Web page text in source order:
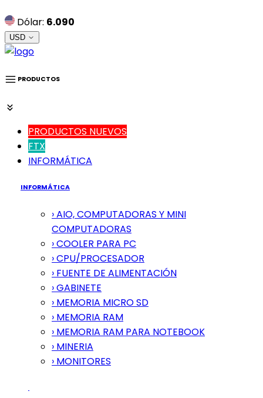
Dólar: 6.090
USD
PRODUCTOS
PRODUCTOS NUEVOS
FTX
INFORMÁTICA
INFORMÁTICA
› AIO, COMPUTADORAS Y MINI
COMPUTADORAS
› COOLER PARA PC
› CPU/PROCESADOR
› FUENTE DE ALIMENTACIÓN
› GABINETE
› MEMORIA MICRO SD
› MEMORIA RAM
› MEMORIA RAM PARA NOTEBOOK
› MINERIA
› MONITORES